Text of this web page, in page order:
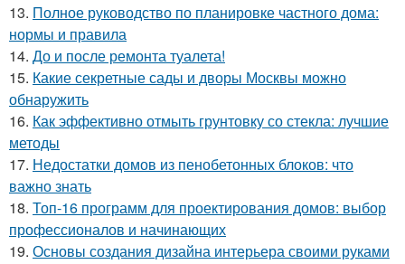
13. Полное руководство по планировке частного дома:
нормы и правила
14. До и после ремонта туалета!
15. Какие секретные сады и дворы Москвы можно
обнаружить
16. Как эффективно отмыть грунтовку со стекла: лучшие
методы
17. Недостатки домов из пенобетонных блоков: что
важно знать
18. Топ-16 программ для проектирования домов: выбор
профессионалов и начинающих
19. Основы создания дизайна интерьера своими руками